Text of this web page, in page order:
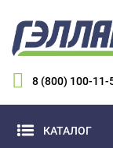
8 (800) 100-11-
КАТАЛОГ